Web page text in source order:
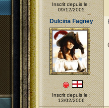
Inscrit depuis le :
09/12/2005
Dulcina Fagney
Inscrit depuis le :
13/02/2006